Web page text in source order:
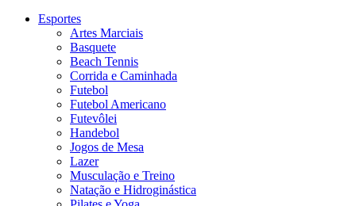
Esportes
Artes Marciais
Basquete
Beach Tennis
Corrida e Caminhada
Futebol
Futebol Americano
Futevôlei
Handebol
Jogos de Mesa
Lazer
Musculação e Treino
Natação e Hidroginástica